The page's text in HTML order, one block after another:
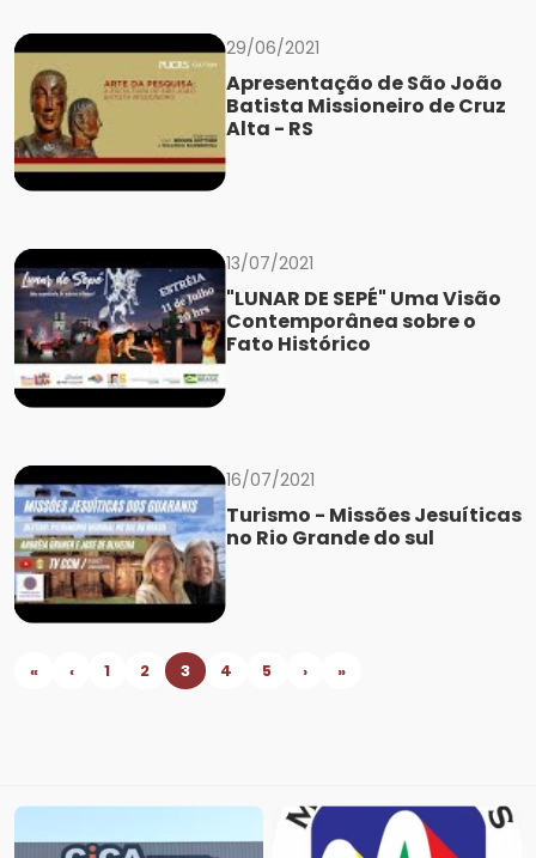
29/06/2021
Apresentação de São João
Batista Missioneiro de Cruz
Alta - RS
13/07/2021
"LUNAR DE SEPÉ" Uma Visão
Contemporânea sobre o
Fato Histórico
16/07/2021
Turismo - Missões Jesuíticas
no Rio Grande do sul
« ‹ 1 2 3 4 5 › »